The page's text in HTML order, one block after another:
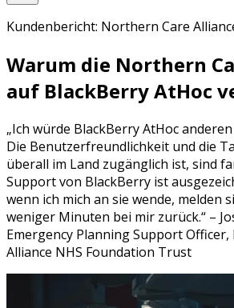
Kundenbericht: Northern Care
Warum die Northern
auf BlackBerry AtHoc
„Ich würde BlackBerry AtHoc
Die Benutzerfreundlichkeit und die
überall im Land zugänglich ist, sind
Support von BlackBerry ist
wenn ich mich an sie wende, melden
weniger Minuten bei mir zurück.“ –
Emergency Planning Support
Alliance NHS Foundation Trust